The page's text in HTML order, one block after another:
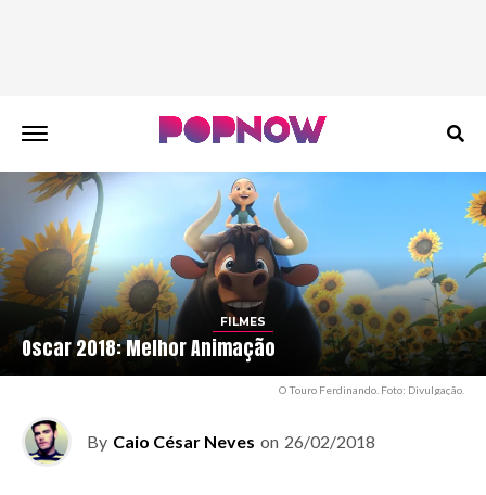
FILMES
Oscar 2018: Melhor Animação
O Touro Ferdinando. Foto: Divulgação.
By Caio César Neves on 26/02/2018